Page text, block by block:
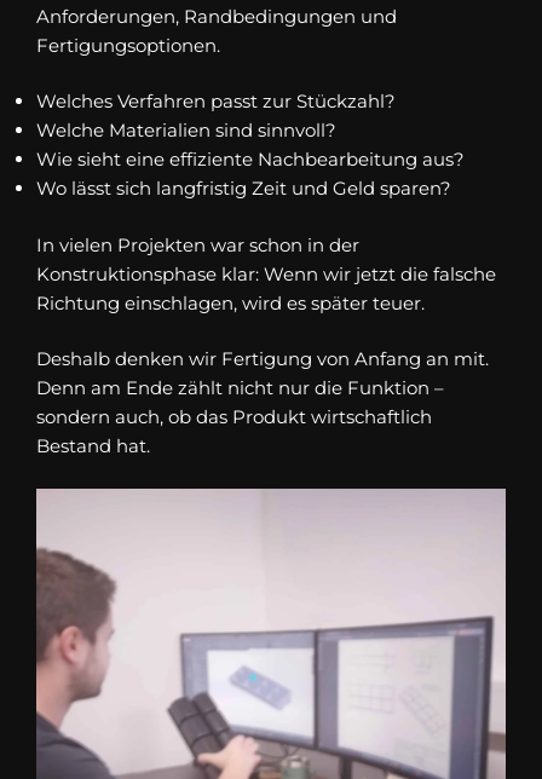
Anforderungen, Randbedingungen und
Fertigungsoptionen.
Welches Verfahren passt zur Stückzahl?
Welche Materialien sind sinnvoll?
Wie sieht eine effiziente Nachbearbeitung aus?
Wo lässt sich langfristig Zeit und Geld sparen?
In vielen Projekten war schon in der
Konstruktionsphase klar: Wenn wir jetzt die falsche
Richtung einschlagen, wird es später teuer.
Deshalb denken wir Fertigung von Anfang an mit.
Denn am Ende zählt nicht nur die Funktion –
sondern auch, ob das Produkt wirtschaftlich
Bestand hat.